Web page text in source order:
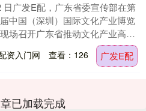
日广发E配，广东省委宣传部在第
中国（深圳）国际文化产业博览
场召开广东省推动文化产业高质
“政策包”新闻发布会。会上，广东
资入门网 查看：126 广发E配
已加载完成